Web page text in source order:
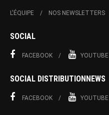
L'ÉQUIPE NOS NEWSLETTERS
SOCIAL
FACEBOOK YOUTUBE
SOCIAL DISTRIBUTIONNEWS
FACEBOOK YOUTUBE